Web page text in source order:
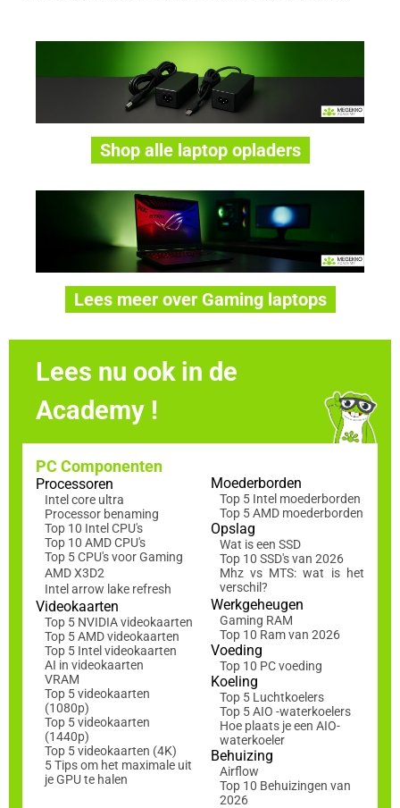
Shop alle laptop opladers
Lees meer over Gaming laptops
Lees nu ook in de
Academy !
PC Componenten
Processoren
Intel core ultra
Processor benaming
Top 10 Intel CPU's
Top 10 AMD CPU's
Top 5 CPU's voor Gaming
AMD X3D2
Intel arrow lake refresh
Videokaarten
Top 5 NVIDIA videokaarten
Top 5 AMD videokaarten
Top 5 Intel videokaarten
AI in videokaarten
VRAM
Top 5 videokaarten
(1080p)
Top 5 videokaarten
(1440p)
Top 5 videokaarten (4K)
5 Tips om het maximale uit
je GPU te halen
Moederborden
Top 5 Intel moederborden
Top 5 AMD moederborden
Opslag
Wat is een SSD
Top 10 SSD's van 2026
Mhz vs MTS: wat is het
verschil?
Werkgeheugen
Gaming RAM
Top 10 Ram van 2026
Voeding
Top 10 PC voeding
Koeling
Top 5 Luchtkoelers
Top 5 AIO -waterkoelers
Hoe plaats je een AIO-
waterkoeler
Behuizing
Airflow
Top 10 Behuizingen van
2026